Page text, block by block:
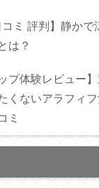
コミ 評判】静かで
は？
プ体験レビュー
くないアラフィ
ミ